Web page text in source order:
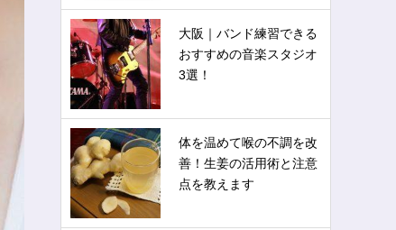
大阪｜バンド練習できる
おすすめの音楽スタジオ
3選！
体を温めて喉の不調を改
善！生姜の活用術と注意
点を教えます